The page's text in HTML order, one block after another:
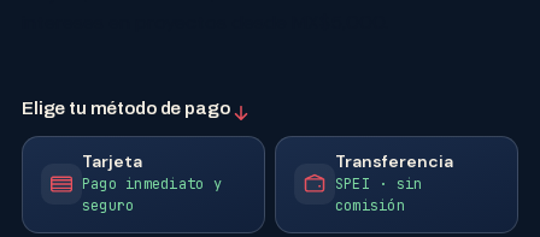
Elige tu método de pago
Tarjeta
Pago inmediato y
seguro
Transferencia
SPEI · sin
comisión